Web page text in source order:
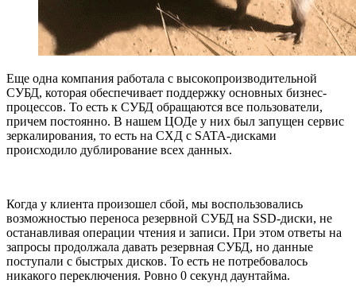
Еще одна компания работала с высокопроизводительной
СУБД, которая обеспечивает поддержку основных бизнес-
процессов. То есть к СУБД обращаются все пользователи,
причем постоянно. В нашем ЦОДе у них был запущен сервис
зеркалирования, то есть на СХД с SATA-дисками
происходило дублирование всех данных.
Когда у клиента произошел сбой, мы воспользовались
возможностью переноса резервной СУБД на SSD-диски, не
останавливая операции чтения и записи. При этом ответы на
запросы продолжала давать резервная СУБД, но данные
поступали с быстрых дисков. То есть не потребовалось
никакого переключения. Ровно 0 секунд даунтайма.